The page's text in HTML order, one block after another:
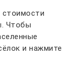
стоимости
Чтобы
и нажмите